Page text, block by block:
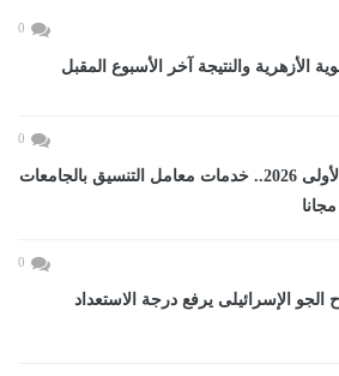
0
الأزهرية والنتيجة آخر الأسبوع المقبل
0
تنسيق المرحلة الأولى 2026.. خدمات معامل التنسيق بالجامعات
0
الجو الإسرائيلى يرفع درجة الاستعداد